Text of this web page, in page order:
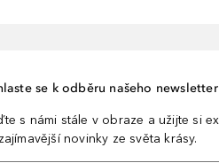
se k odběru našeho
s námi stále v obraze a užijte si
novinky ze světa krásy.